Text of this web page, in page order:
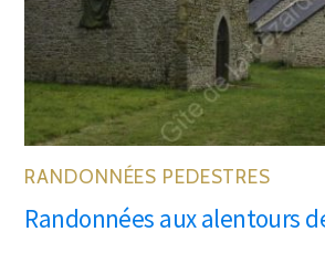
RANDONNÉES PEDESTRES
Randonnées aux alentours